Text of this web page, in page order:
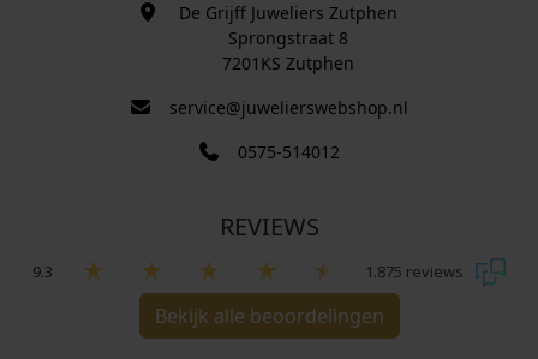
De Grijff Juweliers Zutphen
Sprongstraat 8
7201KS Zutphen
service@juwelierswebshop.nl
0575-514012
REVIEWS
9.3 1.875 reviews
Bekijk alle beoordelingen